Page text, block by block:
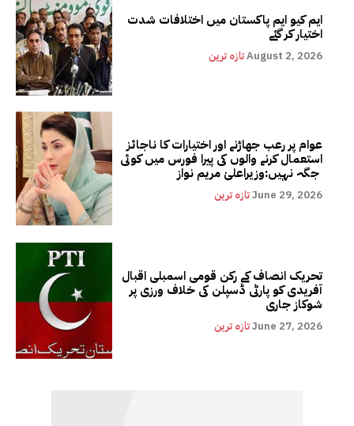
ایم کیو ایم پاکستان میں اختلافات شدت
اختیار کر گئے
تازہ ترینAugust 2, 2026
عوام پر رعب جھاڑنے اور اختیارات کا ناجائز
استعمال کرنے والوں کی پیرا فورس میں کوئی
تازہ ترینJune 29, 2026
تحریک انصاف کے رکن قومی اسمبلی اقبال
آفریدی کو پارٹی ڈسپلن کی خلاف ورزی پر
شوکاز جاری
تازہ ترینJune 27, 2026